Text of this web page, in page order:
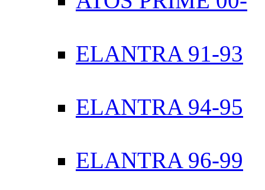
ELANTRA 91-93
ELANTRA 94-95
ELANTRA 96-99